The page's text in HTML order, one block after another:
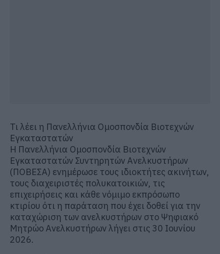
Τι λέει η Πανελλήνια Ομοσπονδία Βιοτεχνών
Εγκαταστατών
Η Πανελλήνια Ομοσπονδία Βιοτεχνών
Εγκαταστατών Συντηρητών Ανελκυστήρων
(ΠΟΒΕΣΑ) ενημέρωσε τους ιδιοκτήτες ακινήτων,
τους διαχειριστές πολυκατοικιών, τις
επιχειρήσεις και κάθε νόμιμο εκπρόσωπο
κτιρίου ότι η παράταση που έχει δοθεί για την
καταχώριση των ανελκυστήρων στο Ψηφιακό
Μητρώο Ανελκυστήρων λήγει στις 30 Ιουνίου
2026.